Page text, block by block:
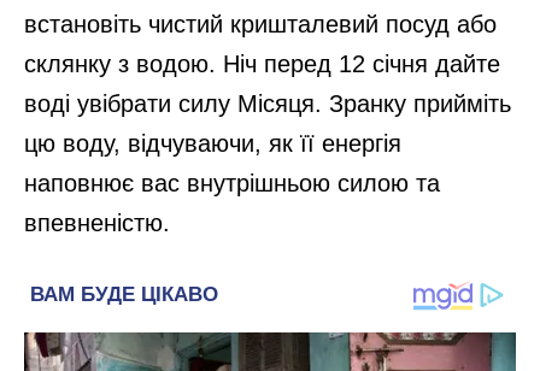
встановіть чистий кришталевий посуд або
склянку з водою. Ніч перед 12 січня дайте
воді увібрати силу Місяця. Зранку прийміть
цю воду, відчуваючи, як її енергія
наповнює вас внутрішньою силою та
впевненістю.